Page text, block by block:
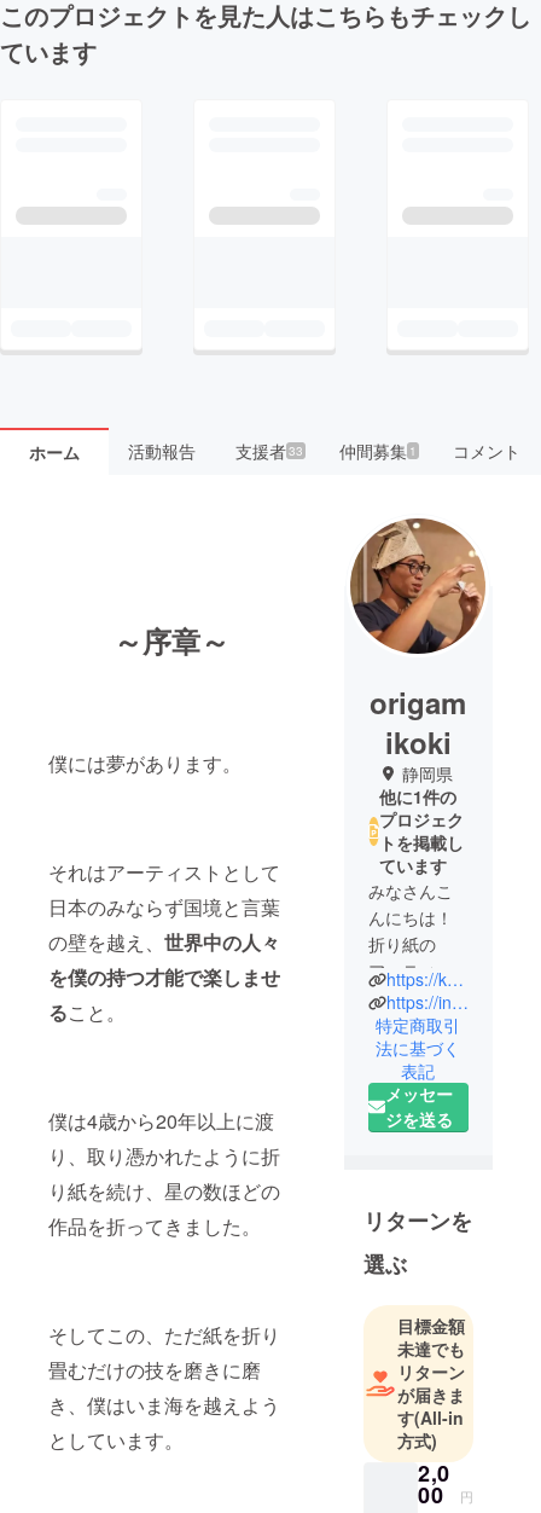
このプロジェクトを見た人はこちらもチェックし
ています
ホーム 活動報告 支援者33 仲間募集 1 コメント
～序章～
僕には夢があります。
それはアーティストとして
日本のみならず国境と言葉
の壁を越え、 世界中の人々
を僕の持つ才能で楽しませ
ること。
僕は4歳から20年以上に渡
り、取り憑かれたように折
り紙を続け、星の数ほどの
作品を折ってきました。
そしてこの、ただ紙を折り
畳むだけの技を磨きに磨
き、僕はいま海を越えよう
としています。
origam
ikoki
静岡県
他に1件の
プロジェク
トを掲載し
ています
みなさんこ
んにちは！
折り紙の
アーティス
トとして活
動している
コーキで
す。4歳から
折り紙を始
め、今28
作品を創作
したり、折
り紙教室を
フォーマン
スをした
り、折り紙
の活動を日
本、海外で
やってま
https://koki-origamipage.com
https://instagram.com/koki_origamilab
特定商取引
法に基づく
表記
メッセー
ジを送る
リターンを
選ぶ
目標金額
未達でも
リターン
が届きま
す(All-in
方式)
2,0
00 円